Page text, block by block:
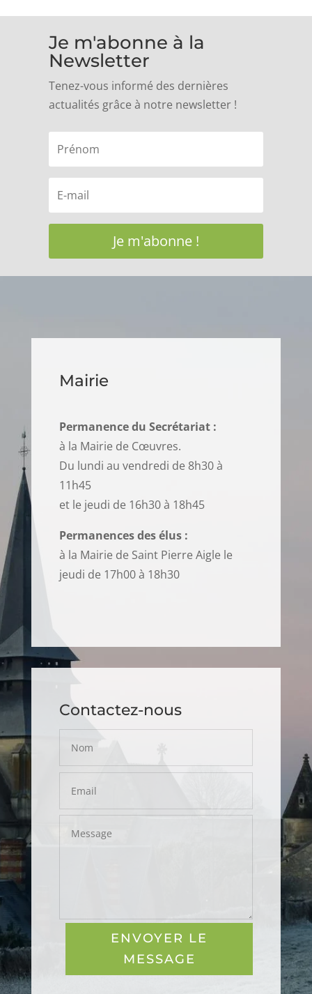
Je m'abonne à la
Newsletter
Tenez-vous informé des dernières
actualités grâce à notre newsletter !
Je m'abonne !
Mairie
Permanence du Secrétariat :
à la Mairie de Cœuvres.
Du lundi au vendredi de 8h30 à
11h45
et le jeudi de 16h30 à 18h45
Permanences des élus :
à la Mairie de Saint Pierre Aigle le
jeudi de 17h00 à 18h30
Contactez-nous
ENVOYER LE
MESSAGE